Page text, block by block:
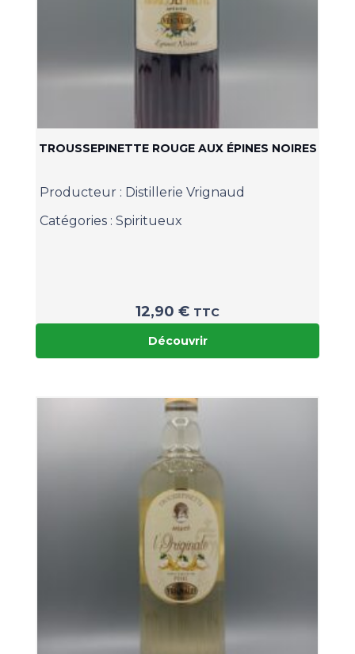
TROUSSEPINETTE ROUGE AUX ÉPINES NOIRES
Producteur : Distillerie Vrignaud
Catégories : Spiritueux
12,90 € TTC
Découvrir